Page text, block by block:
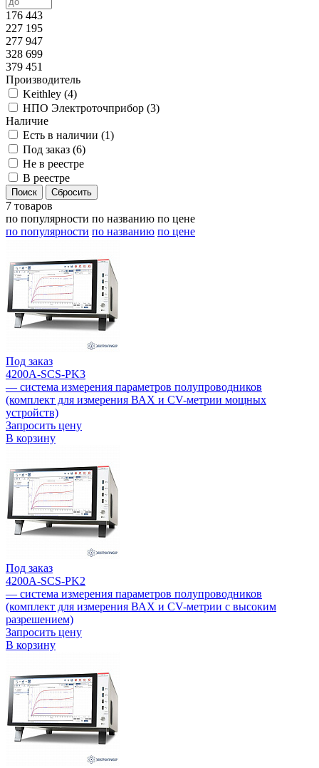
176 443
227 195
277 947
328 699
379 451
Производитель
Keithley (4)
НПО Электроточприбор (3)
Наличие
Есть в наличии (1)
Под заказ (6)
Не в реестре
В реестре
7 товаров
по популярности по названию по цене
по популярности по названию по цене
Под заказ
4200A-SCS-PK3
— система измерения параметров полупроводников
(комплект для измерения ВАХ и CV-метрии мощных
устройств)
Запросить цену
В корзину
Под заказ
4200A-SCS-PK2
— система измерения параметров полупроводников
(комплект для измерения ВАХ и CV-метрии с высоким
разрешением)
Запросить цену
В корзину